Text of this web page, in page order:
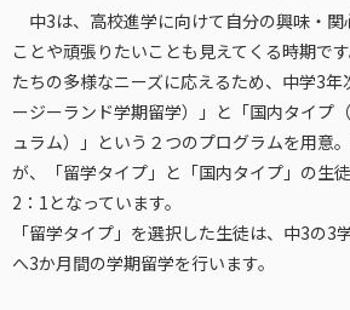
中3は、高校進学に向けて自分の興味・関
ことや頑張りたいことも見えてくる時期で
たちの多様なニーズに応えるため、中学3
ージーランド学期留学）」と「国内タイプ
ュラム）」という２つのプログラムを用意
が、「留学タイプ」と「国内タイプ」の生
2：1となっています。
「留学タイプ」を選択した生徒は、中3の3
へ3か月間の学期留学を行います。